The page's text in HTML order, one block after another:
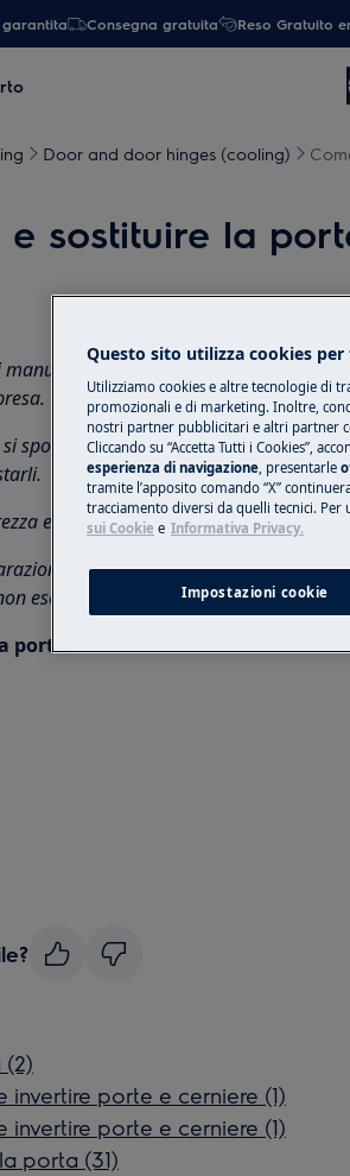
Consegna gratuita Reso Gratuito
Door and door hinges (cooling)
e sostituire la
disattivare
spostano apparecchi, per apparecchi
e calzature chiuse.
o la riparazione non
eseguite correttamente
porta
(2)
invertire porte e cerniere (1)
invertire porte e cerniere (1)
porta (31)
Questo sito utilizza cookies
Utilizziamo cookies e altre tecnologie di
promozionali e di marketing. Inoltre,
nostri partner pubblicitari e altri partner
Cliccando su “Accetta Tutti i Cookies”,
esperienza di navigazione , presentarle
tramite l’apposito comando “X”
tracciamento diversi da quelli tecnici.
sui Cookie e Informativa Privacy.
Impostazioni cookie